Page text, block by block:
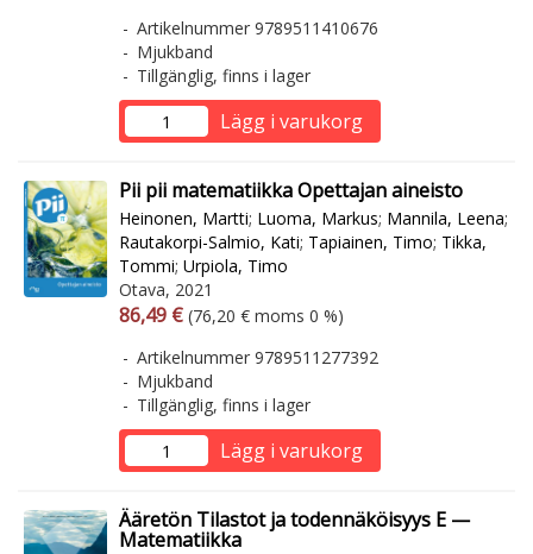
Artikelnummer 9789511410676
Mjukband
Tillgänglig, finns i lager
Lägg i varukorg
Pii pii matematiikka Opettajan aineisto
Heinonen, Martti; Luoma, Markus; Mannila, Leena;
Rautakorpi-Salmio, Kati; Tapiainen, Timo; Tikka,
Tommi; Urpiola, Timo
Otava, 2021
Arvonlisäverollinen hinta
86,49 € Arvonlisäveroton hinta
(76,20 € moms 0 %)
Artikelnummer 9789511277392
Mjukband
Tillgänglig, finns i lager
Lägg i varukorg
Ääretön Tilastot ja todennäköisyys E —
Matematiikka